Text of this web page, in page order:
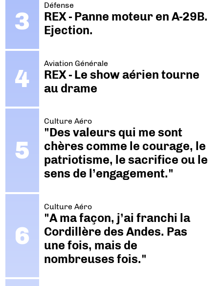
Défense
REX - Panne moteur en A-29B.
Ejection.
Aviation Générale
REX - Le show aérien tourne
au drame
Culture Aéro
"Des valeurs qui me sont
chères comme le courage, le
patriotisme, le sacrifice ou le
sens de l’engagement."
Culture Aéro
"A ma façon, j’ai franchi la
Cordillère des Andes. Pas
une fois, mais de
nombreuses fois."